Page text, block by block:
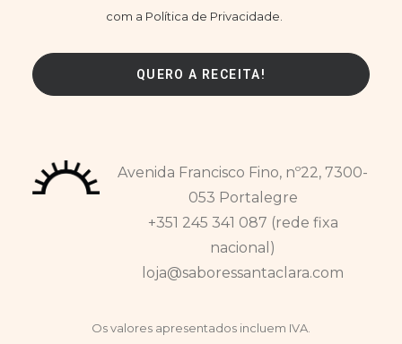
com a Política de Privacidade.
Avenida Francisco Fino, nº22, 7300-
053 Portalegre
+351 245 341 087 (rede fixa
nacional)
loja@saboressantaclara.com
Os valores apresentados incluem IVA.